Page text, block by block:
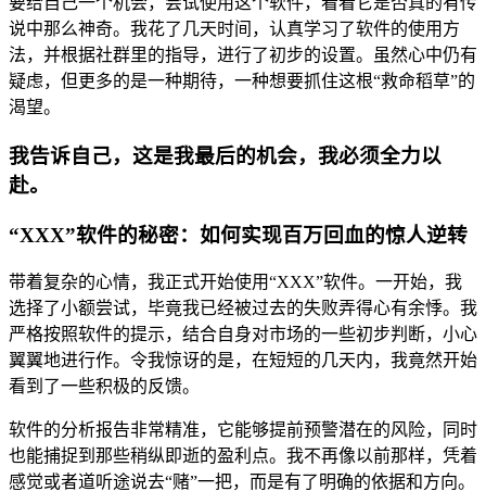
说中那么神奇。我花了几天时间，认真学习了软件的使用方
法，并根据社群里的指导，进行了初步的设置。虽然心中仍有
疑虑，但更多的是一种期待，一种想要抓住这根“救命稻草”的
渴望。
我告诉自己，这是我最后的机会，我必须全力以
赴。
“XXX”软件的秘密：如何实现百万回血的惊人逆转
带着复杂的心情，我正式开始使用“XXX”软件。一开始，我
选择了小额尝试，毕竟我已经被过去的失败弄得心有余悸。我
严格按照软件的提示，结合自身对市场的一些初步判断，小心
翼翼地进行作。令我惊讶的是，在短短的几天内，我竟然开始
看到了一些积极的反馈。
软件的分析报告非常精准，它能够提前预警潜在的风险，同时
也能捕捉到那些稍纵即逝的盈利点。我不再像以前那样，凭着
感觉或者道听途说去“赌”一把，而是有了明确的依据和方向。